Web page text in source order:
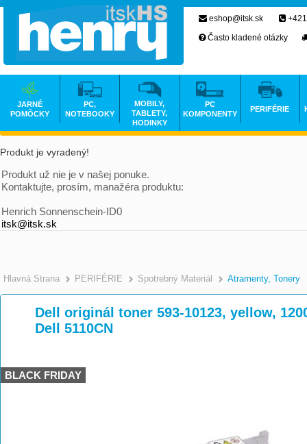
Produkt je vyradený!
Produkt už nie je v našej ponuke.
Kontaktujte, prosím, manažéra produktu:
Henrich Sonnenschein-ID0
itsk@itsk.sk
Hlavná Strana >
PERIFÉRIE >
Spotrebný Materiál >
Atramenty, Tonery
Dell originál toner 593-10123, yellow,
Dell 5110CN
BLACK FRIDAY
eshop@itsk.sk
Často kladené otázky
JARNÉ
POMÔCKY
PC,
NOTEBOOKY
MOBILY,
TABLETY,
HODINKY
PC
KOMPONENTY
PERIFÉRIE